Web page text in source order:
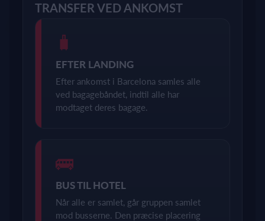
TRANSFER VED ANKOMST
🧳
EFTER LANDING
Efter ankomst i Barcelona samles alle
ved bagagebåndet, indtil alle har
modtaget deres bagage.
🚌
BUS TIL HOTEL
Når alle er samlet, går gruppen samlet
mod busserne. Den præcise placering